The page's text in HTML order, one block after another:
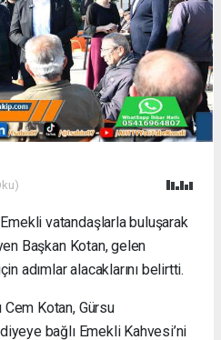
Emekli vatandaşlarla buluşarak
Başkan Kotan, gelen
adımlar alacaklarını belirtti.
Cem Kotan, Gürsu
bağlı Emekli Kahvesi’ni